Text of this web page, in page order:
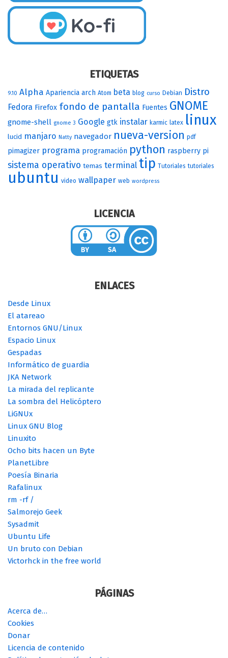
ETIQUETAS
9.10 Alpha Apariencia arch Atom beta blog curso Debian Distro
Fedora Firefox fondo de pantalla Fuentes GNOME
gnome-shell gnome 3 Google gtk instalar karmic latex linux
lucid manjaro Natty navegador nueva-version pdf
pimagizer programa programación python raspberry pi
sistema operativo temas terminal tip Tutoriales tutoriales
ubuntu video wallpaper web wordpress
LICENCIA
ENLACES
Desde Linux
El atareao
Entornos GNU/Linux
Espacio Linux
Gespadas
Informático de guardia
JKA Network
La mirada del replicante
La sombra del Helicóptero
LiGNUx
Linux GNU Blog
Linuxito
Ocho bits hacen un Byte
PlanetLibre
Poesía Binaria
Rafalinux
rm -rf /
Salmorejo Geek
Sysadmit
Ubuntu Life
Un bruto con Debian
Victorhck in the free world
PÁGINAS
Acerca de…
Cookies
Donar
Licencia de contenido